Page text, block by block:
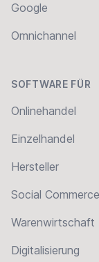
Google
Omnichannel
SOFTWARE FÜR
Onlinehandel
Einzelhandel
Hersteller
Social Commerce
Warenwirtschaft
Digitalisierung